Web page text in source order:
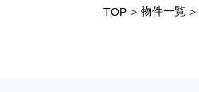
TOP > 物件一覧 >